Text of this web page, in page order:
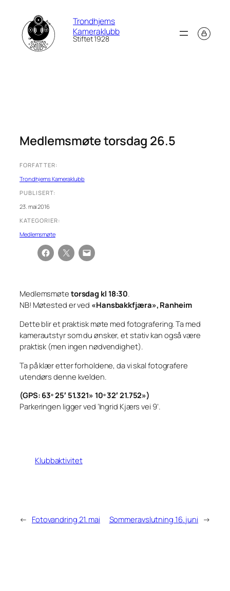
innhold
Trondhjems
Kameraklubb
Stiftet 1928
Medlemsmøte torsdag 26.5
FORFATTER:
Trondhjems Kameraklubb
PUBLISERT:
23. mai 2016
KATEGORIER:
Medlemsmøte
Medlemsmøte torsdag kl 18:30.
NB! Møtested er ved «Hansbakkfjæra», Ranheim
Dette blir et praktisk møte med fotografering. Ta med
kamerautstyr som du ønsker, et stativ kan også være
praktisk (men ingen nødvendighet).
Ta på klær etter forholdene, da vi skal fotografere
utendørs denne kvelden.
(GPS: 63º 25′ 51.321» 10º 32′ 21.752»)
Parkeringen ligger ved ‘Ingrid Kjærs vei 9’.
Klubbaktivitet
← Fotovandring 21. mai Sommeravslutning 16. juni →